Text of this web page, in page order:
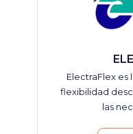
ElectraFlex es
flexibilidad
las